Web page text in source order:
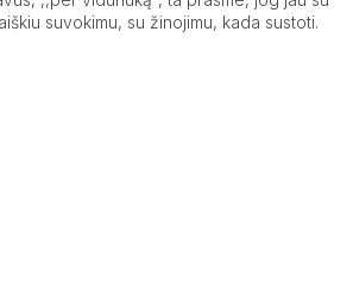
suvokimu, su žinojimu, kada sustoti.